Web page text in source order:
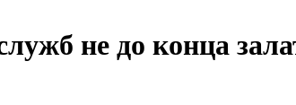
не до конца